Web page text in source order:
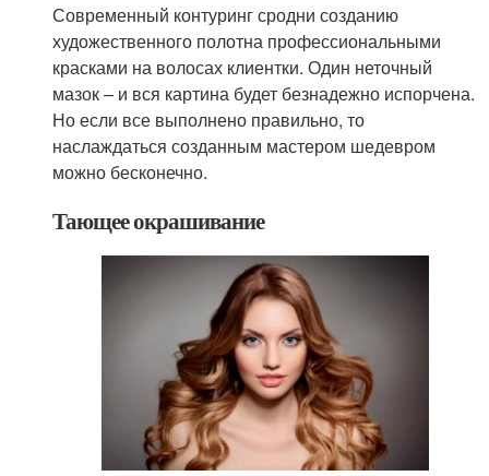
Современный контуринг сродни созданию
художественного полотна профессиональными
красками на волосах клиентки. Один неточный
мазок – и вся картина будет безнадежно испорчена.
Но если все выполнено правильно, то
наслаждаться созданным мастером шедевром
можно бесконечно.
Тающее окрашивание